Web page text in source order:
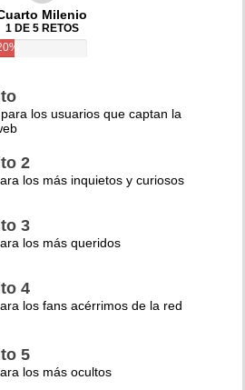
Milenio
1 DE 5 RETOS
los usuarios que captan la
2
los más inquietos y curiosos
3
los más queridos
4
los fans acérrimos de la red
5
los más ocultos